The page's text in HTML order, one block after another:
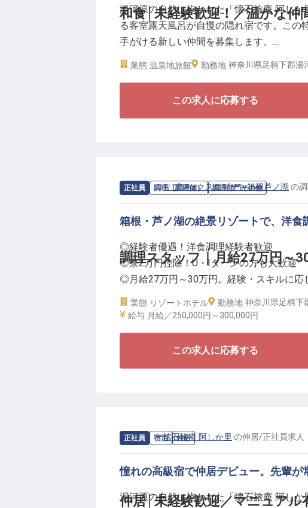
も、生活設計の柔軟性で応えます。
【働く環境のポイント】
・月給223,000円〜300,000円
・夜勤なし・中抜けなしの2シフト制
和食│未経験歓迎！／温かな仲
湯河原の自然に抱かれた「懐石旅庵 阿し
る客室露天風呂が自慢の隠れ宿です。この
手がける新しい仲間を募集します。
前に把握でき、一品ずつじっくり向き合え
ォローするため、未経験の方も安心して技
■休日： 完全週休2日制に加え年2回の4連
■収入： 未経験でも月給25万円〜40万円＋
最高級の環境で、一生モノの料理技術を身
業態 温泉地旅館 勤務地 神奈川県足柄下郡湯
この求人に応募する
正社員 調理（調理師） 調理部門その他
調理スタッフ｜月給27万円～
求人情報：リブマックスリゾート箱根芦ノ湖 の
箱根・芦ノ湖の絶景リゾートで、洋
◎経験者優遇！洋食調理経験者歓迎
◎寮2万円控除！U・Iターンの方も大歓迎
◎月給27万円～30万円。経験・スキルに応
◎まかないあり！マイカー通勤OK
富士山と芦ノ湖の景観を一望できるリゾー
■安定企業ならでは！働きやすさを追求した
1998年に不動産仲介から始め、今ではホ
ている「リブマックスグループ」。安定基
ます。社員寮は2万円控除（水道・光熱費
力を入れているため、心にゆとりを持って
業態 リゾートホテル 勤務地 神奈川県足柄下
給与 月給／250,000円～ 300,000円
この求人に応募する
正社員 宿泊 仲居
仲居│未経験歓迎／マニュア
求人情報：懐石旅庵 阿しか里 の仲居/正社員求人
憧れの高級宿で仲居デビュー。先輩が
湯河原の自然に抱かれた「懐石旅庵 阿し